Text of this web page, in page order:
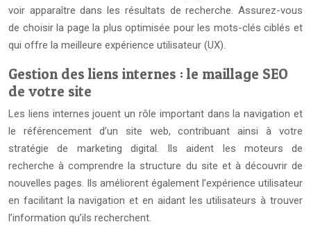
voir apparaître dans les résultats de recherche. Assurez-vous
de choisir la page la plus optimisée pour les mots-clés ciblés et
qui offre la meilleure expérience utilisateur (UX).
Gestion des liens internes : le maillage SEO
de votre site
Les liens internes jouent un rôle important dans la navigation et
le référencement d’un site web, contribuant ainsi à votre
stratégie de marketing digital. Ils aident les moteurs de
recherche à comprendre la structure du site et à découvrir de
nouvelles pages. Ils améliorent également l’expérience utilisateur
en facilitant la navigation et en aidant les utilisateurs à trouver
l’information qu’ils recherchent.